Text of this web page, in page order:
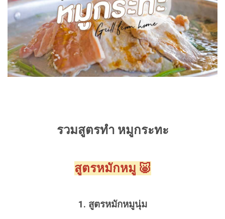
รวมสูตรทำ หมูกระทะ
สูตรหมักหมู 🐷
1. สูตรหมักหมูนุ่ม